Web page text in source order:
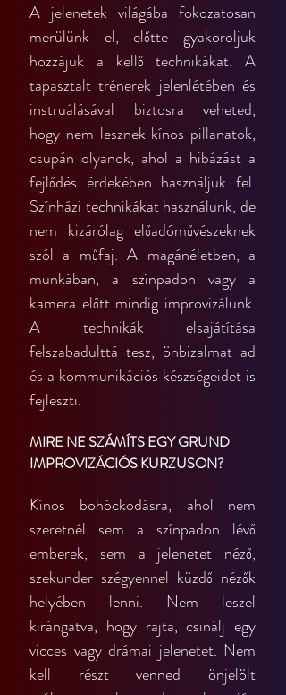
A jelenetek világába fokozatosan
merülünk el, előtte gyakoroljuk
hozzájuk a kellő technikákat. A
tapasztalt trénerek jelenlétében és
instruálásával biztosra veheted,
hogy nem lesznek kínos pillanatok,
csupán olyanok, ahol a hibázást a
fejlődés érdekében használjuk fel.
Színházi technikákat használunk, de
nem kizárólag előadóművészeknek
szól a műfaj. A magánéletben, a
munkában, a színpadon vagy a
kamera előtt mindig improvizálunk.
A technikák elsajátítása
felszabadulttá tesz, önbizalmat ad
és a kommunikációs készségeidet is
fejleszti.
MIRE NE SZÁMÍTS EGY GRUND
IMPROVIZÁCIÓS KURZUSON?
Kínos bohóckodásra, ahol nem
szeretnél sem a színpadon lévő
emberek, sem a jelenetet néző,
szekunder szégyennel küzdő nézők
helyében lenni. Nem leszel
kirángatva, hogy rajta, csinálj egy
vicces vagy drámai jelenetet. Nem
kell részt venned önjelölt